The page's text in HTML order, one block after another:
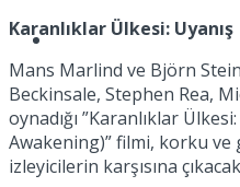
Podcast
Karanlıklar Ülkesi: Uyanış
Mans Marlind ve Björn
Beckinsale, Stephen Rea,
oynadığı ”Karanlıklar
Awakening)” filmi, korku
izleyicilerin karşısına